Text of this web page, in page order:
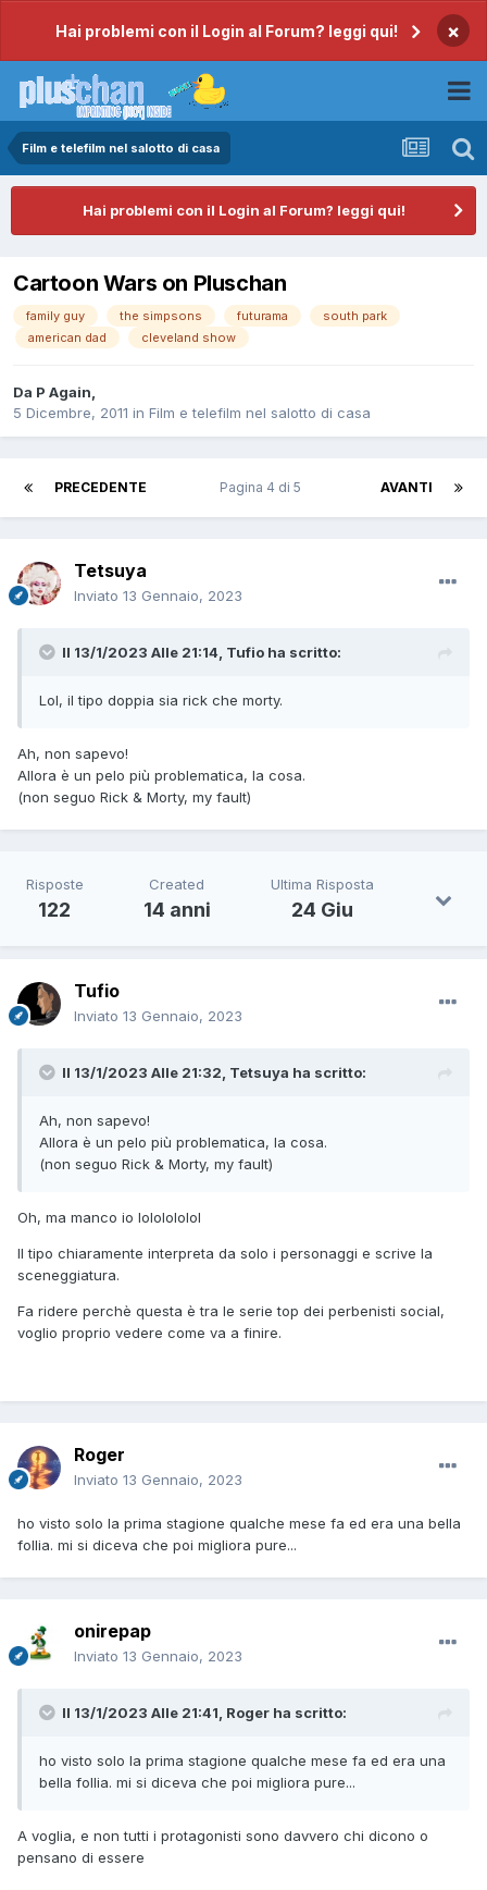
Hai problemi con il Login al Forum? leggi qui! ×
Film e telefilm nel salotto di casa
Hai problemi con il Login al Forum? leggi qui!
Cartoon Wars on Pluschan
family guy the simpsons futurama
south park
american dad
cleveland show
Da P Again,
5 Dicembre, 2011 in Film e telefilm nel salotto di casa
PRECEDENTE AVANTI
Pagina 4 di 5
Tetsuya
Inviato 13 Gennaio, 2023
Il 13/1/2023 Alle 21:14, Tufio ha scritto:
Lol, il tipo doppia sia rick che morty.
Ah, non sapevo!
Allora è un pelo più problematica, la cosa.
(non seguo Rick & Morty, my fault)
Risposte
122
Created
14 anni
Ultima Risposta
24 Giu
Tufio
Inviato 13 Gennaio, 2023
Il 13/1/2023 Alle 21:32, Tetsuya ha scritto:
Ah, non sapevo!
Allora è un pelo più problematica, la cosa.
(non seguo Rick & Morty, my fault)
Oh, ma manco io lololololol
Il tipo chiaramente interpreta da solo i personaggi e scrive la
sceneggiatura.
Fa ridere perchè questa è tra le serie top dei perbenisti social,
voglio proprio vedere come va a finire.
Roger
Inviato 13 Gennaio, 2023
ho visto solo la prima stagione qualche mese fa ed era una bella
follia. mi si diceva che poi migliora pure...
onirepap
Inviato 13 Gennaio, 2023
Il 13/1/2023 Alle 21:41, Roger ha scritto:
ho visto solo la prima stagione qualche mese fa ed era una
bella follia. mi si diceva che poi migliora pure...
A voglia, e non tutti i protagonisti sono davvero chi dicono o
pensano di essere